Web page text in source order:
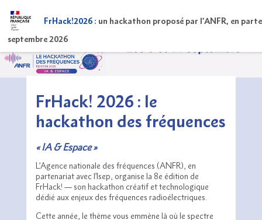
FrHack!2026: un hackathon proposé par l’ANFR, en
septembre 2026
FrHack! 2026 : le
hackathon des fréquences
« IA & Espace »
L’Agence nationale des fréquences (ANFR), en
partenariat avec l’Isep, organise la 8e édition de
FrHack! — son hackathon créatif et technologique
dédié aux enjeux des fréquences radioélectriques.
Cette année, le thème vous emmène là où le spectre